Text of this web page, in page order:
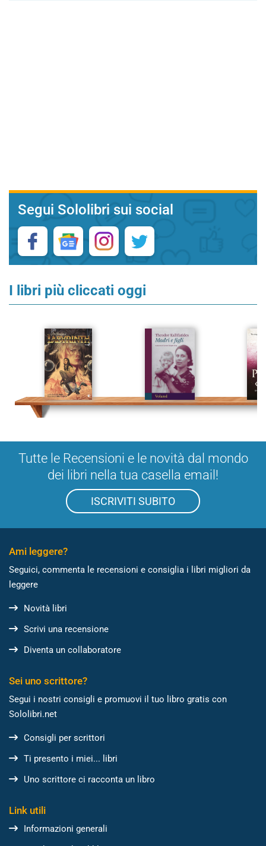
Segui Sololibri sui social
I libri più cliccati oggi
Tutte le Recensioni e le novità dal mondo
dei libri nella tua casella email!
ISCRIVITI SUBITO
Ami leggere?
Seguici, commenta le recensioni e consiglia i libri migliori da
leggere
Novità libri
Scrivi una recensione
Diventa un collaboratore
Sei uno scrittore?
Segui i nostri consigli e promuovi il tuo libro gratis con
Sololibri.net
Consigli per scrittori
Ti presento i miei... libri
Uno scrittore ci racconta un libro
Link utili
Informazioni generali